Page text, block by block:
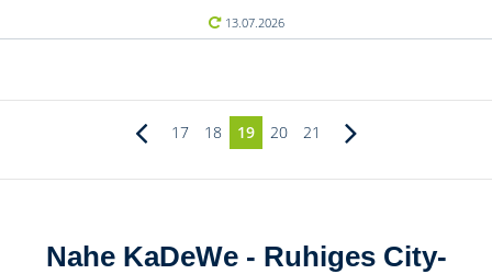
13.07.2026
17 18 19 20 21
Nahe KaDeWe - Ruhiges City-